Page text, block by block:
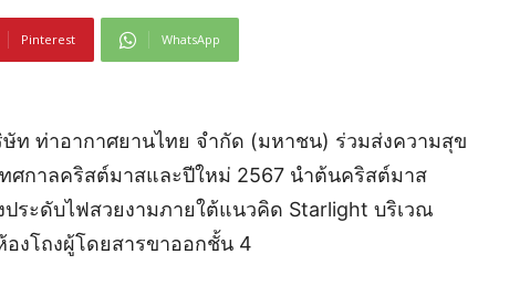
Pinterest WhatsApp
ท ท่าอากาศยานไทย จำกัด (มหาชน) ร่วมส่งความสุข
ศกาลคริสต์มาสและปีใหม่ 2567 นำต้นคริสต์มาส
ระดับไฟสวยงามภายใต้แนวคิด Starlight บริเวณ
องโถงผู้โดยสารขาออกชั้น 4